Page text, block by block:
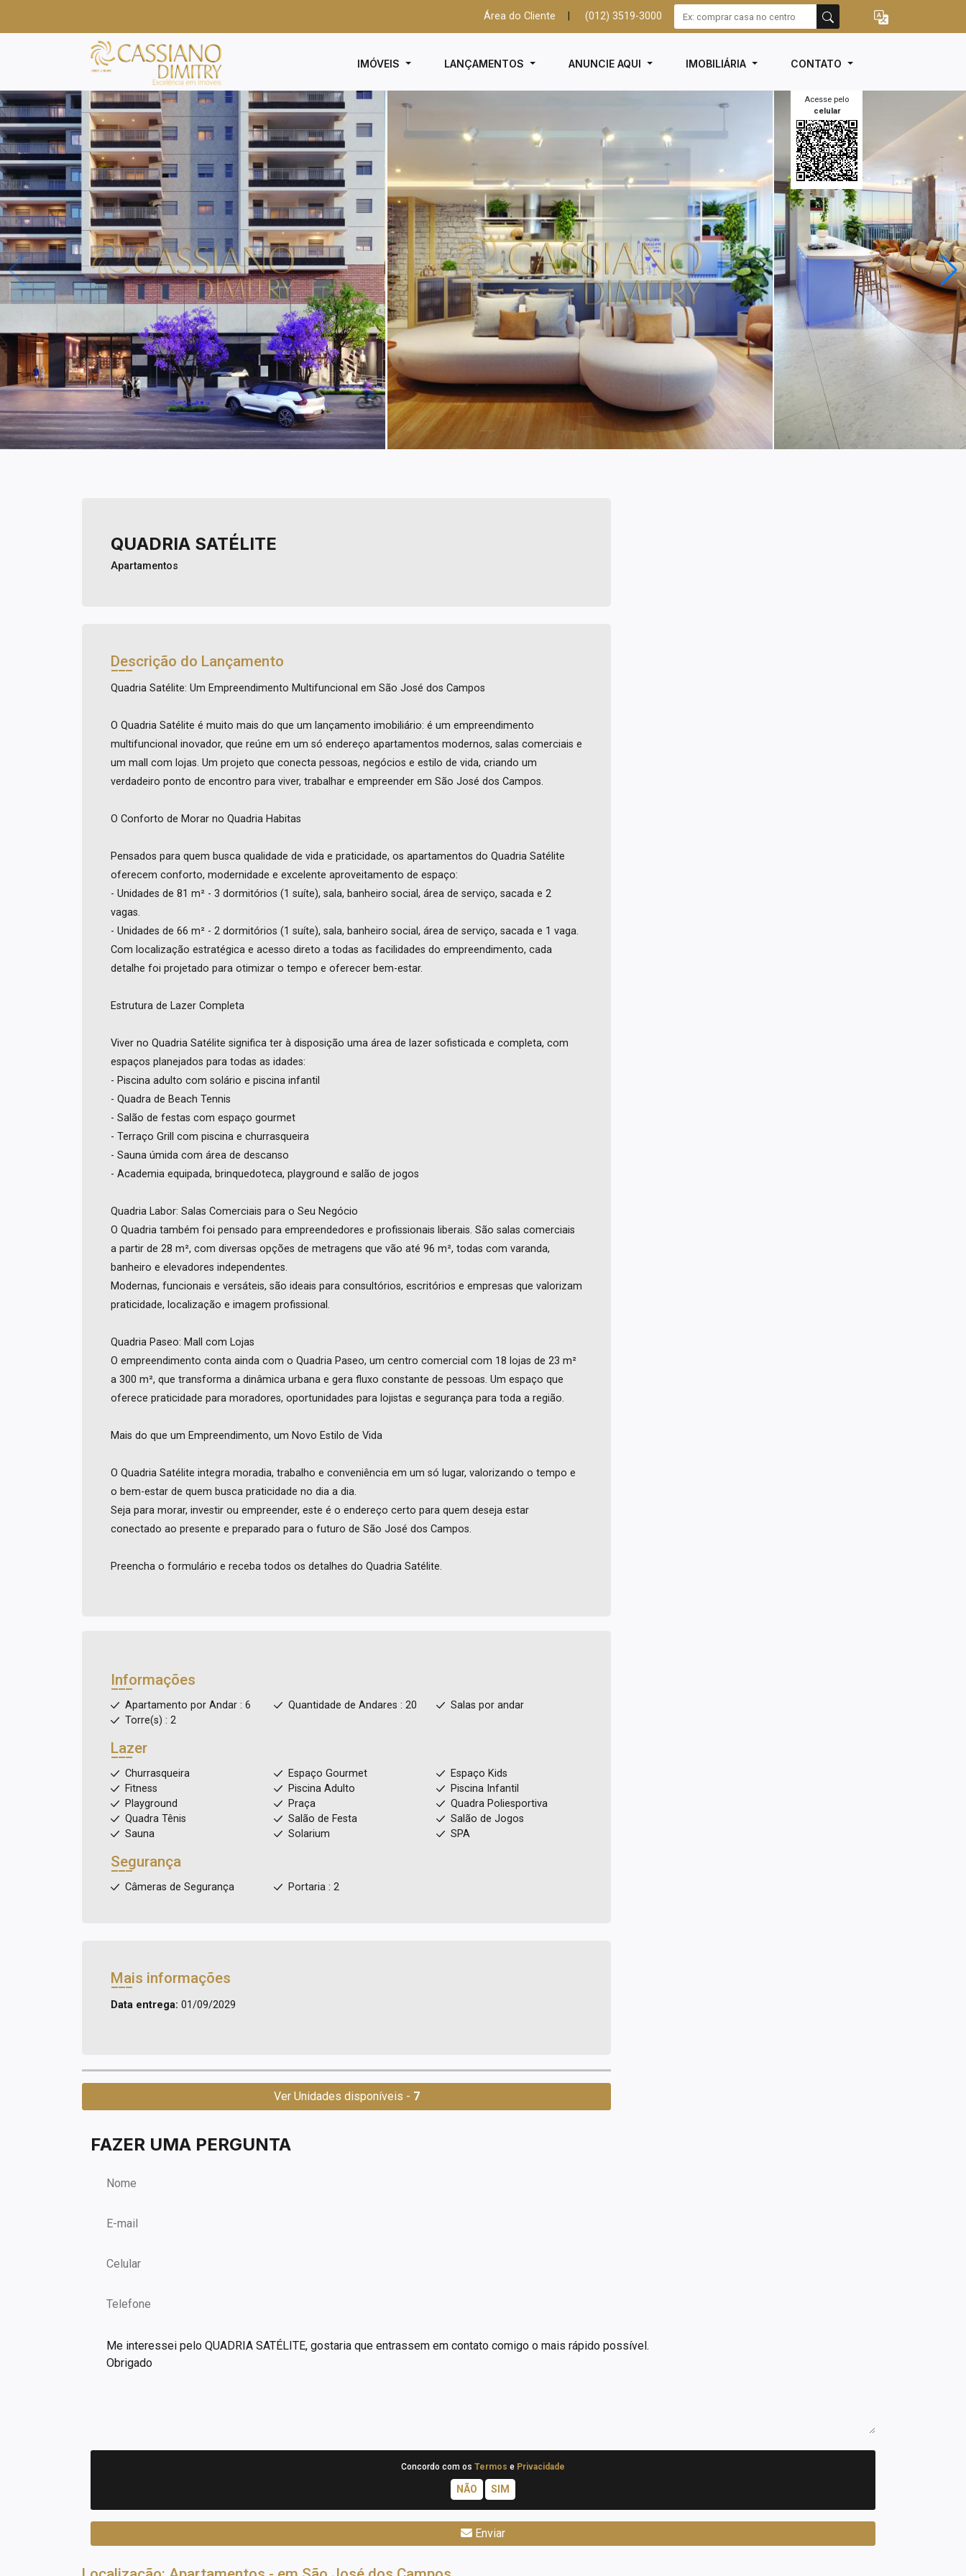
Área do Cliente (012) 3519-3000
IMÓVEIS LANÇAMENTOS ANUNCIE AQUI IMOBILIÁRIA CONTATO
Acesse pelo
celular
QUADRIA SATÉLITE
Apartamentos
Descrição do Lançamento
Quadria Satélite: Um Empreendimento Multifuncional em São José dos Campos
O Quadria Satélite é muito mais do que um lançamento imobiliário: é um empreendimento
multifuncional inovador, que reúne em um só endereço apartamentos modernos, salas comerciais e
um mall com lojas. Um projeto que conecta pessoas, negócios e estilo de vida, criando um
verdadeiro ponto de encontro para viver, trabalhar e empreender em São José dos Campos.
O Conforto de Morar no Quadria Habitas
Pensados para quem busca qualidade de vida e praticidade, os apartamentos do Quadria Satélite
oferecem conforto, modernidade e excelente aproveitamento de espaço:
- Unidades de 81 m² - 3 dormitórios (1 suíte), sala, banheiro social, área de serviço, sacada e 2
vagas.
- Unidades de 66 m² - 2 dormitórios (1 suíte), sala, banheiro social, área de serviço, sacada e 1 vaga.
Com localização estratégica e acesso direto a todas as facilidades do empreendimento, cada
detalhe foi projetado para otimizar o tempo e oferecer bem-estar.
Estrutura de Lazer Completa
Viver no Quadria Satélite significa ter à disposição uma área de lazer sofisticada e completa, com
espaços planejados para todas as idades:
- Piscina adulto com solário e piscina infantil
- Quadra de Beach Tennis
- Salão de festas com espaço gourmet
- Terraço Grill com piscina e churrasqueira
- Sauna úmida com área de descanso
- Academia equipada, brinquedoteca, playground e salão de jogos
Quadria Labor: Salas Comerciais para o Seu Negócio
O Quadria também foi pensado para empreendedores e profissionais liberais. São salas comerciais
a partir de 28 m², com diversas opções de metragens que vão até 96 m², todas com varanda,
banheiro e elevadores independentes.
Modernas, funcionais e versáteis, são ideais para consultórios, escritórios e empresas que valorizam
praticidade, localização e imagem profissional.
Quadria Paseo: Mall com Lojas
O empreendimento conta ainda com o Quadria Paseo, um centro comercial com 18 lojas de 23 m²
a 300 m², que transforma a dinâmica urbana e gera fluxo constante de pessoas. Um espaço que
oferece praticidade para moradores, oportunidades para lojistas e segurança para toda a região.
Mais do que um Empreendimento, um Novo Estilo de Vida
O Quadria Satélite integra moradia, trabalho e conveniência em um só lugar, valorizando o tempo e
o bem-estar de quem busca praticidade no dia a dia.
Seja para morar, investir ou empreender, este é o endereço certo para quem deseja estar
conectado ao presente e preparado para o futuro de São José dos Campos.
Preencha o formulário e receba todos os detalhes do Quadria Satélite.
Informações
Apartamento por Andar : 6 Quantidade de Andares : 20
Salas por andar
Torre(s) : 2
Lazer
Churrasqueira Espaço Gourmet
Espaço Kids
Fitness
Piscina Adulto
Piscina Infantil
Playground
Praça
Quadra Poliesportiva
Quadra Tênis
Salão de Festa
Salão de Jogos
Sauna
Solarium SPA
Segurança
Câmeras de Segurança Portaria : 2
Mais informações
Data entrega: 01/09/2029
Ver Unidades disponíveis - 7
FAZER UMA PERGUNTA
Concordo com os Termos e Privacidade
Enviar